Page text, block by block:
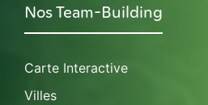
Nos Team-Building
Carte Interactive
Villes